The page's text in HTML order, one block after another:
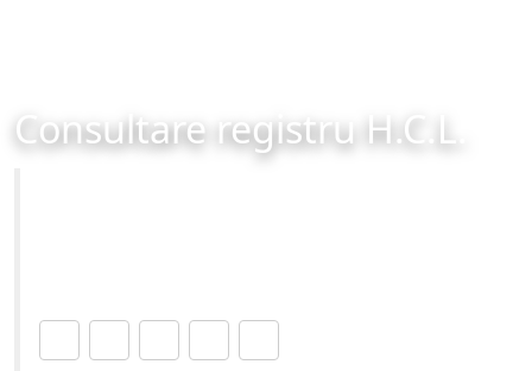
Consultare registru H.C.L.